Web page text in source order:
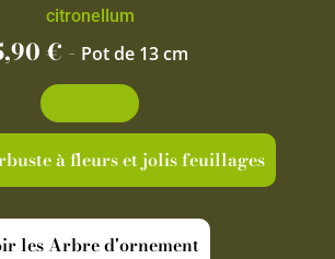
citronellum
€ - Pot de 13 cm
à fleurs et jolis feuillages
les Arbre d'ornement